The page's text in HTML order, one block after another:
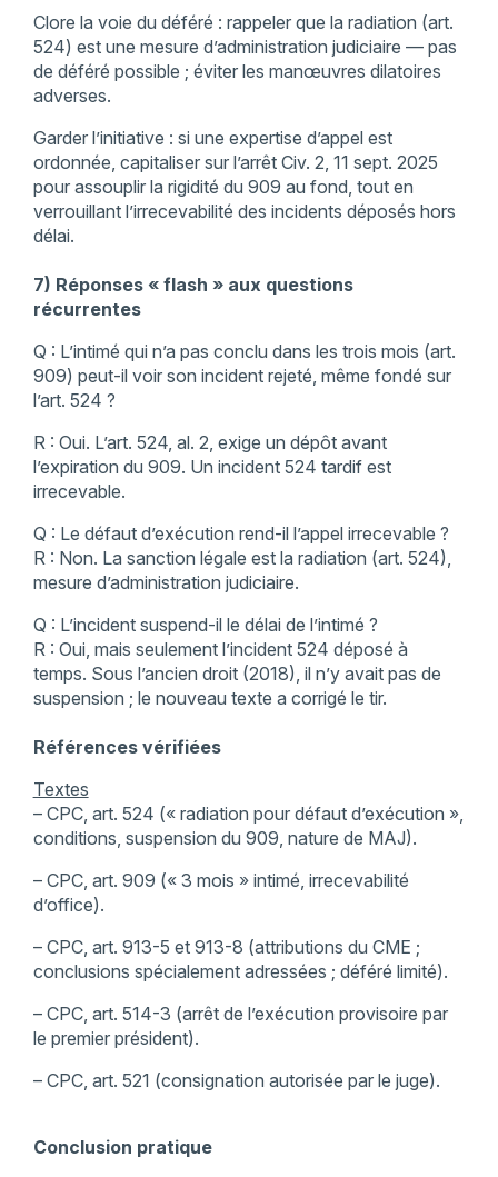
Clore la voie du déféré : rappeler que la radiation (art.
524) est une mesure d’administration judiciaire — pas
de déféré possible ; éviter les manœuvres dilatoires
adverses.
Garder l’initiative : si une expertise d’appel est
ordonnée, capitaliser sur l’arrêt Civ. 2, 11 sept. 2025
pour assouplir la rigidité du 909 au fond, tout en
verrouillant l’irrecevabilité des incidents déposés hors
délai.
7) Réponses « flash » aux questions
récurrentes
Q : L’intimé qui n’a pas conclu dans les trois mois (art.
909) peut-il voir son incident rejeté, même fondé sur
l’art. 524 ?
R : Oui. L’art. 524, al. 2, exige un dépôt avant
l’expiration du 909. Un incident 524 tardif est
irrecevable.
Q : Le défaut d’exécution rend-il l’appel irrecevable ?
R : Non. La sanction légale est la radiation (art. 524),
mesure d’administration judiciaire.
Q : L’incident suspend-il le délai de l’intimé ?
R : Oui, mais seulement l’incident 524 déposé à
temps. Sous l’ancien droit (2018), il n’y avait pas de
suspension ; le nouveau texte a corrigé le tir.
Références vérifiées
Textes
– CPC, art. 524 (« radiation pour défaut d’exécution »,
conditions, suspension du 909, nature de MAJ).
– CPC, art. 909 (« 3 mois » intimé, irrecevabilité
d’office).
– CPC, art. 913-5 et 913-8 (attributions du CME ;
conclusions spécialement adressées ; déféré limité).
– CPC, art. 514-3 (arrêt de l’exécution provisoire par
le premier président).
– CPC, art. 521 (consignation autorisée par le juge).
Conclusion pratique